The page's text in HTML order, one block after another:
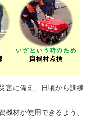
害に備え、日頃から訓練
機材が使用できるよう、